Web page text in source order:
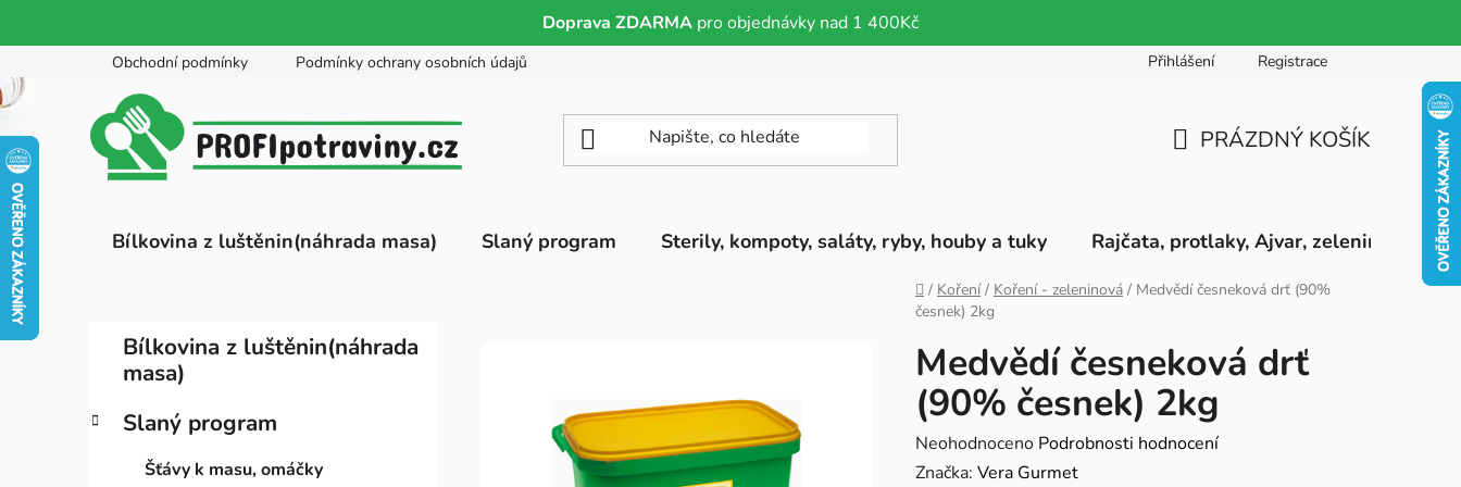
Doprava ZDARMA pro objednávky nad 1 400Kč
na
obsah
Obchodní podmínky Podmínky ochrany osobních údajů Přihlášení Registrace
PRÁZDNÝ KOŠÍK
Bílkovina z luštěnin(náhrada masa) Slaný program Sterily, kompoty, saláty, ryby, houby a tuky Rajčata, protlaky, Ajvar, zeleninová pyré
Domů
/ Koření / Koření - zeleninová / Medvědí česneková drť (90%
česnek) 2kg
t
Přeskočit
kategorie
g
Bílkovina z luštěnin(náhrada
masa)
Slaný program
Šťávy k masu, omáčky
Medvědí česneková drť
(90% česnek) 2kg
Průměrné
hodnocení
Neohodnoceno Podrobnosti hodnocení
Značka: Vera Gurmet